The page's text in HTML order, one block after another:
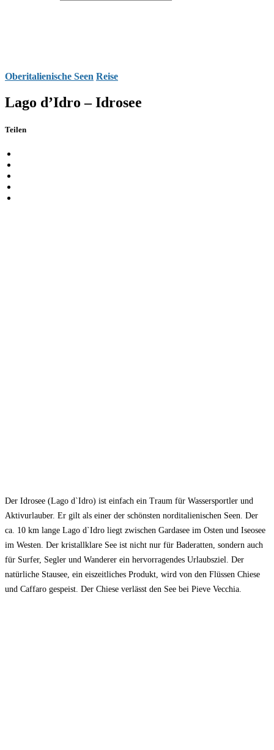
Oberitalienische Seen Reise
Lago d’Idro – Idrosee
Teilen
Der Idrosee (Lago d`Idro) ist einfach ein Traum für Wassersportler und
Aktivurlauber. Er gilt als einer der schönsten norditalienischen Seen. Der
ca. 10 km lange Lago d`Idro liegt zwischen Gardasee im Osten und Iseosee
im Westen. Der kristallklare See ist nicht nur für Baderatten, sondern auch
für Surfer, Segler und Wanderer ein hervorragendes Urlaubsziel. Der
natürliche Stausee, ein eiszeitliches Produkt, wird von den Flüssen Chiese
und Caffaro gespeist. Der Chiese verlässt den See bei Pieve Vecchia.